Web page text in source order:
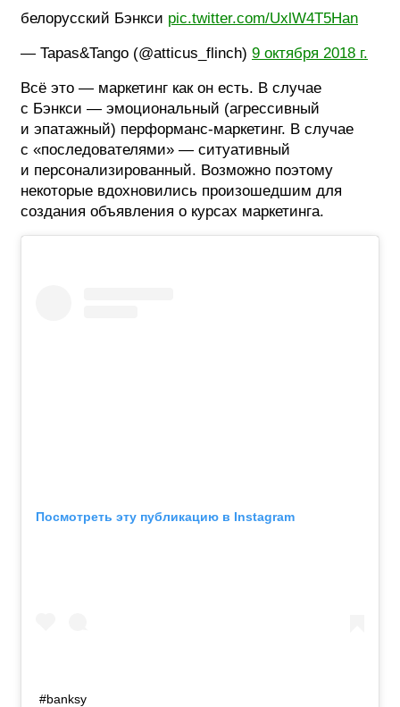
белорусский Бэнкси pic.twitter.com/UxlW4T5Han
— Tapas&Tango (@atticus_flinch) 9 октября 2018 г.
Всё это — маркетинг как он есть. В случае
с Бэнкси — эмоциональный (агрессивный
и эпатажный) перформанс-маркетинг. В случае
с «последователями» — ситуативный
и персонализированный. Возможно поэтому
некоторые вдохновились произошедшим для
создания объявления о курсах маркетинга.
Посмотреть эту публикацию в Instagram
#banksy